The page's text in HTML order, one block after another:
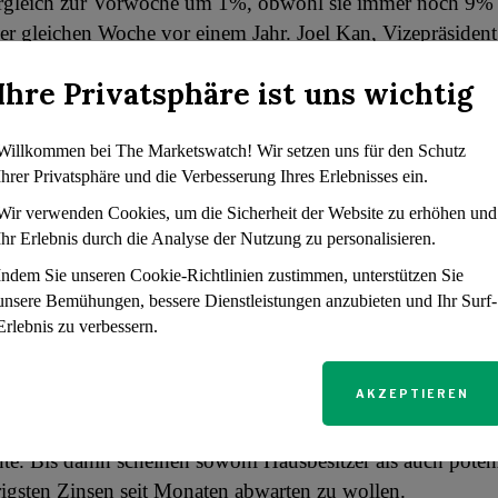
gleichen Woche vor einem Jahr. Joel Kan,
Chefvolkswirt des MBA, stellte fest: „Wie in den
haben sich die Kaufanträge trotz niedrigerer Zinsen
bleiben geduldig, jetzt, da die Zinsen sinken
stehenden Häusern zunimmt.“
es mit den
weiter?
sind zu Beginn dieser Woche relativ stabil
den Markt bewegt hätten. Die
monatlichen Beschäftigungsbericht, der Ende nächster
und die nächste bedeutende Bewegung bei den
Bis dahin scheinen sowohl Hausbesitzer als auch
Zinsen seit Monaten abwarten zu wollen.
Privatsphäre ist uns wichtig
bei The Marketswatch! Wir setzen uns für den Schutz
Privatsphäre und die Verbesserung Ihres Erlebnisses ein.
verwenden Cookies, um die Sicherheit der Website zu erhöhen und
Erlebnis durch die Analyse der Nutzung zu personalisieren.
Sie unseren Cookie-Richtlinien zustimmen, unterstützen Sie
Bemühungen, bessere Dienstleistungen anzubieten und Ihr Surf-
zu verbessern.
AKZEPTIEREN